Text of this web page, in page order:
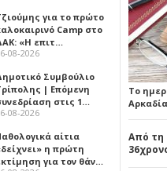
για το πρώτο
Camp στο
«Η επιτ…
08-2026
Συμβούλιο
| Επόμενη
στις 1…
08-2026
αίτια
η πρώτη
για τον θάν…
Το
Από τη